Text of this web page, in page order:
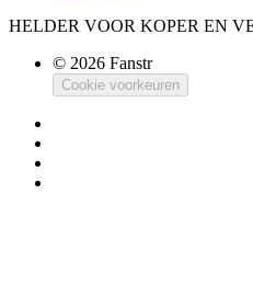
HELDER VOOR KOPER EN
© 2026 Fanstr
Cookie voorkeuren